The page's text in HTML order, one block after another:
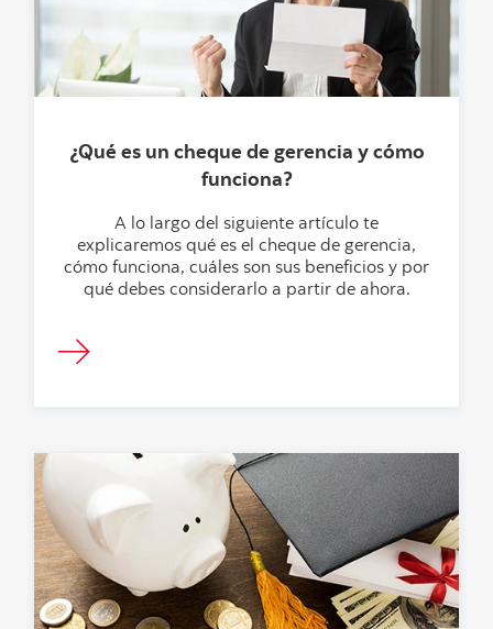
¿Qué es un cheque de gerencia y cómo
funciona?
A lo largo del siguiente artículo te
explicaremos qué es el cheque de gerencia,
cómo funciona, cuáles son sus beneficios y por
qué debes considerarlo a partir de ahora.